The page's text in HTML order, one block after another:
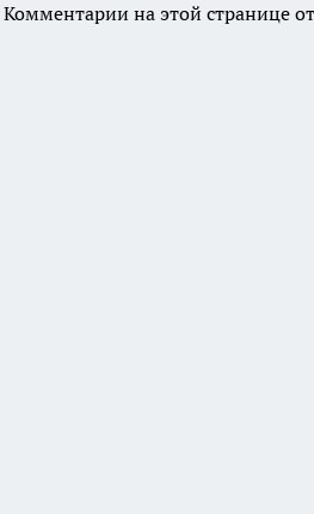
Комментарии на этой странице